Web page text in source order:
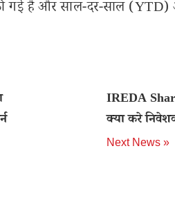
है और साल-दर-साल (YTD)
IREDA
क्या करे
Next News »